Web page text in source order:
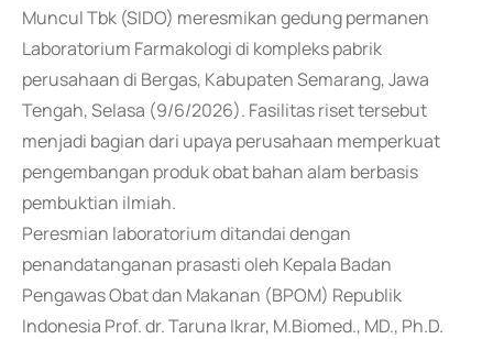
Muncul Tbk (SIDO) meresmikan gedung permanen
Laboratorium Farmakologi di kompleks pabrik
perusahaan di Bergas, Kabupaten Semarang, Jawa
Tengah, Selasa (9/6/2026). Fasilitas riset tersebut
menjadi bagian dari upaya perusahaan memperkuat
pengembangan produk obat bahan alam berbasis
pembuktian ilmiah.
Peresmian laboratorium ditandai dengan
penandatanganan prasasti oleh Kepala Badan
Pengawas Obat dan Makanan (BPOM) Republik
Indonesia Prof. dr. Taruna Ikrar, M.Biomed., MD., Ph.D.